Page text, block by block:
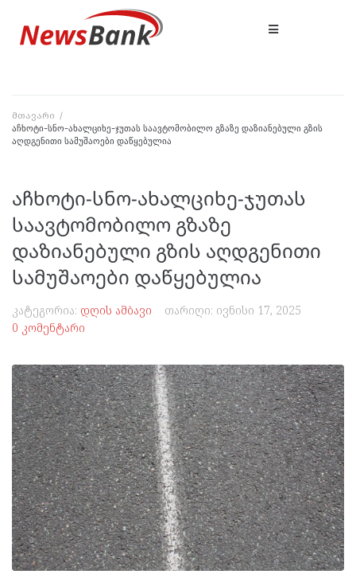
მთავარი /
აჩხოტი-სნო-ახალციხე-ჯუთას საავტომობილო გზაზე დაზიანებული გზის
აღდგენითი სამუშაოები დაწყებულია
აჩხოტი-სნო-ახალციხე-ჯუთას
საავტომობილო გზაზე
დაზიანებული გზის აღდგენითი
სამუშაოები დაწყებულია
კატეგორია: დღის ამბავი თარიღი: ივნისი 17, 2025
0 კომენტარი